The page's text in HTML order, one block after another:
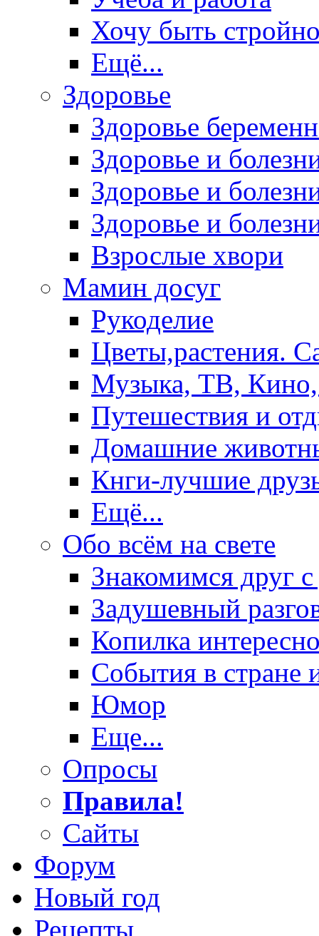
Хочу быть
Ещё...
Здоровье
Здоровье
Здоровье и
Здоровье и
Здоровье и
Взрослые хвори
Мамин досуг
Рукоделие
Цветы,растения.
Музыка, ТВ,
Путешествия и
Домашние
Кнги-лучшие
Ещё...
Обо всём на свете
Знакомимся друг
Задушевный
Копилка
События в стране
Юмор
Еще...
Опросы
Правила!
Сайты
Форум
Новый год
Рецепты